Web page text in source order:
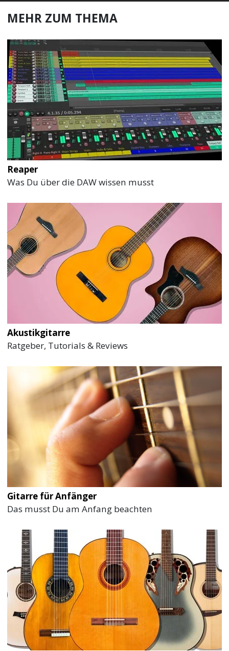
MEHR ZUM THEMA
Reaper
Was Du über die DAW wissen musst
Akustikgitarre
Ratgeber, Tutorials & Reviews
Gitarre für Anfänger
Das musst Du am Anfang beachten